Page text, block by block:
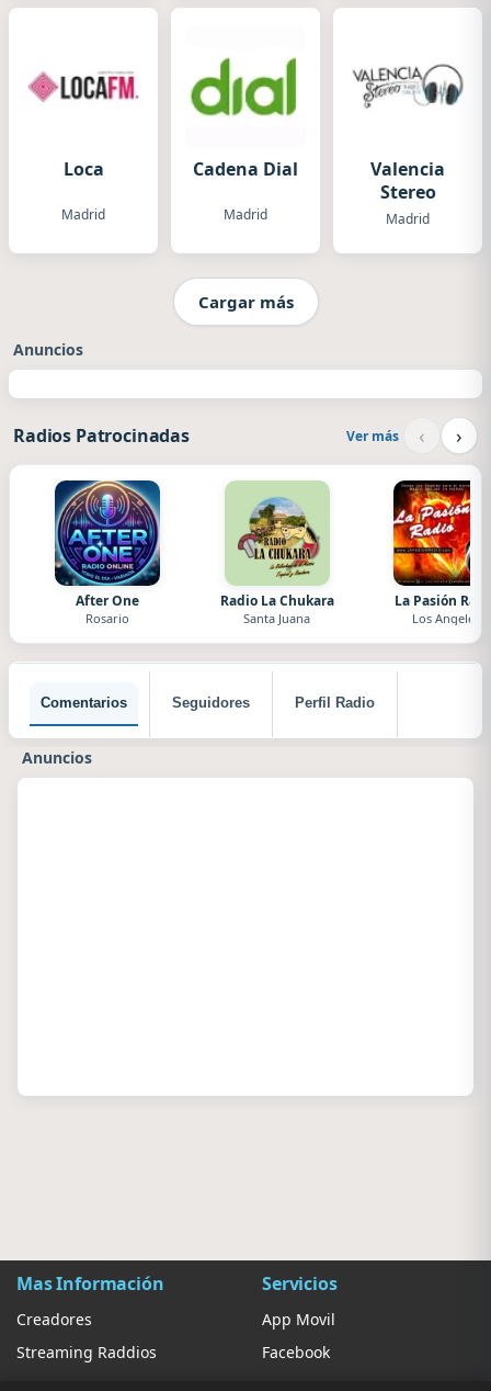
Loca
Madrid
Cadena Dial
Madrid
Valencia
Stereo
Madrid
Cargar más
Anuncios
Radios Patrocinadas Ver más ‹ ›
After One
Rosario
Radio La Chukara
Santa Juana
La Pasión
Los Angeles
Comentarios Seguidores Perfil Radio
Anuncios
Mas Información
Creadores
Streaming Raddios
Servicios
App Movil
Facebook